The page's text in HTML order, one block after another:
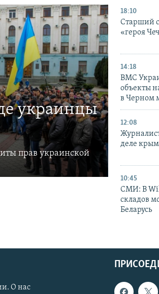
украинцы
прав украинской
18:10
Старший
«героя
14:18
ВМС
объекты
в Черном
12:08
деле
10:45
СМИ: В
складов
Беларусь
О нас